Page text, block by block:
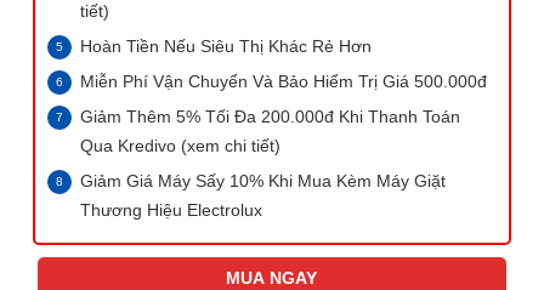
tiết)
Hoàn Tiền Nếu Siêu Thị Khác Rẻ Hơn
Miễn Phí Vận Chuyển Và Bảo Hiểm Trị Giá 500.000đ
Giảm Thêm 5% Tối Đa 200.000đ Khi Thanh Toán
Qua Kredivo (xem chi tiết)
Giảm Giá Máy Sấy 10% Khi Mua Kèm Máy Giặt
Thương Hiệu Electrolux
MUA NGAY